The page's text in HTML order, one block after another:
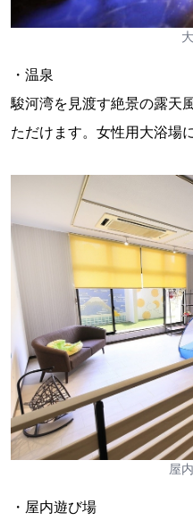
・温泉
駿河湾を見渡す絶景の露天
ただけます。女性用大浴場
屋
・屋内遊び場